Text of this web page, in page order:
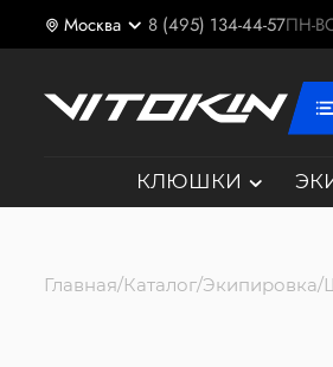
Москва 8 (495) 134-44-57ПН-
КЛЮШКИ
Главная Каталог Экипировка